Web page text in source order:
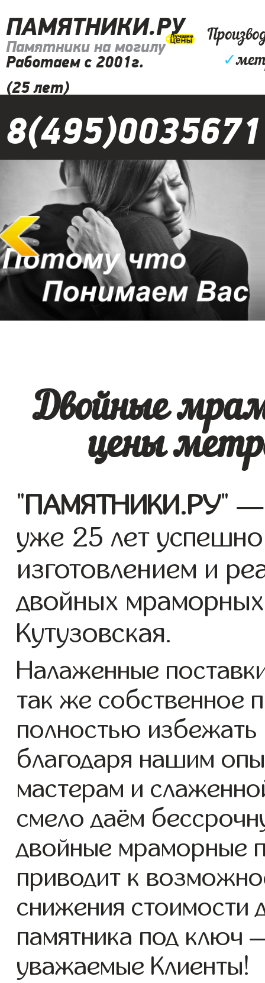
ПАМЯТНИКИ.РУ
Памятники на могилу
Работаем с 2001г.
(25 лет)
✓
8(495)0035671
Двойные
цены
"ПАМЯТНИКИ.РУ" —
уже 25 лет
изготовлением и
двойных
Кутузовская.
Налаженные
так же собственное
полностью
благодаря нашим
мастерам и
смело даём
двойные мраморные
приводит к
снижения стоимости
памятника под
уважаемые Клиенты!